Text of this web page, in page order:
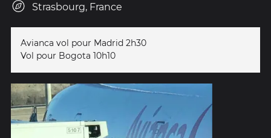
Strasbourg, France
Avianca vol pour Madrid 2h30
Vol pour Bogota 10h10